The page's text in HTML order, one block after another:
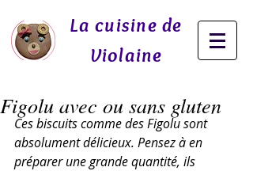
La cuisine de
Violaine
Figolu avec ou sans gluten
Ces biscuits comme des Figolu sont
absolument délicieux. Pensez à en
préparer une grande quantité, ils